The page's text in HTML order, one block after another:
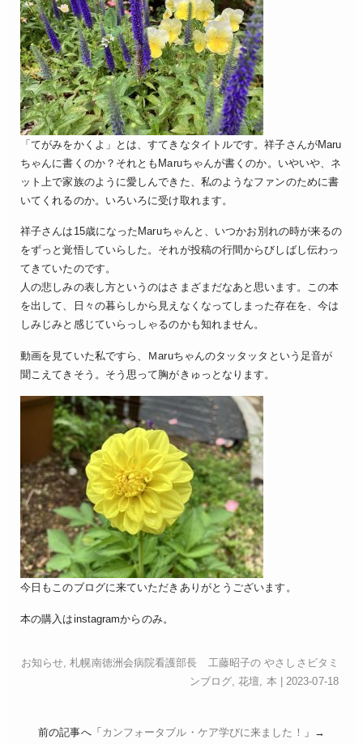
「てがみをかくよ」とは、すてきなタイトルです。祥子さんがMaru
ちゃんに書くのか？それともMaruちゃんが書くのか。いやいや、ネ
ット上で家族のように愛しんできた、私のようなファンのために書
いてくれるのか。いろいろに受け取れます。
祥子さんは15歳になったMaruちゃんと、いつかお別れの時が来るの
をずっと覚悟していらした。それが投稿の行間からびしばし伝わっ
てきていたのです。
人の悲しみの表し方というのはさまざまだなあと思います。この本
を出して、日々の暮らしから見えなくなってしまった存在を、今は
しみじみと感じていらっしゃるのかも知れません。
動画を見ていた私ですら、Ｍaruちゃんのタッタッタという足音が
聞こえてきそう。そう思って胸がきゅっとなります。
今日もこのブログに来ていただきありがとうございます。
本の購入はinstagramからのみ。
お知らせ ,札幌南徳洲会病院看護部長 工藤昭子の やさしさビタミ
ンブログ,花壇 本 | 2023-07-18
前の記事へ「 カンフォータブル・ケア学びに来ました！ 」→